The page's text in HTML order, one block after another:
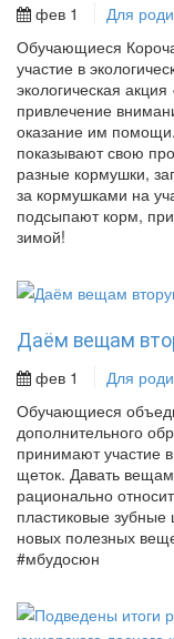
фев 1
Для
Обучающиеся
участие в
экологическая
привлечение
оказание им
показывают свою
разные кормушки,
за кормушками на
подсыпают корм,
зимой!
Даём вещам
фев 1
Для
Обучающиеся
дополнительного
принимают участие
щеток. Давать
рационально
пластиковые
новых полезных
#мбудосюн